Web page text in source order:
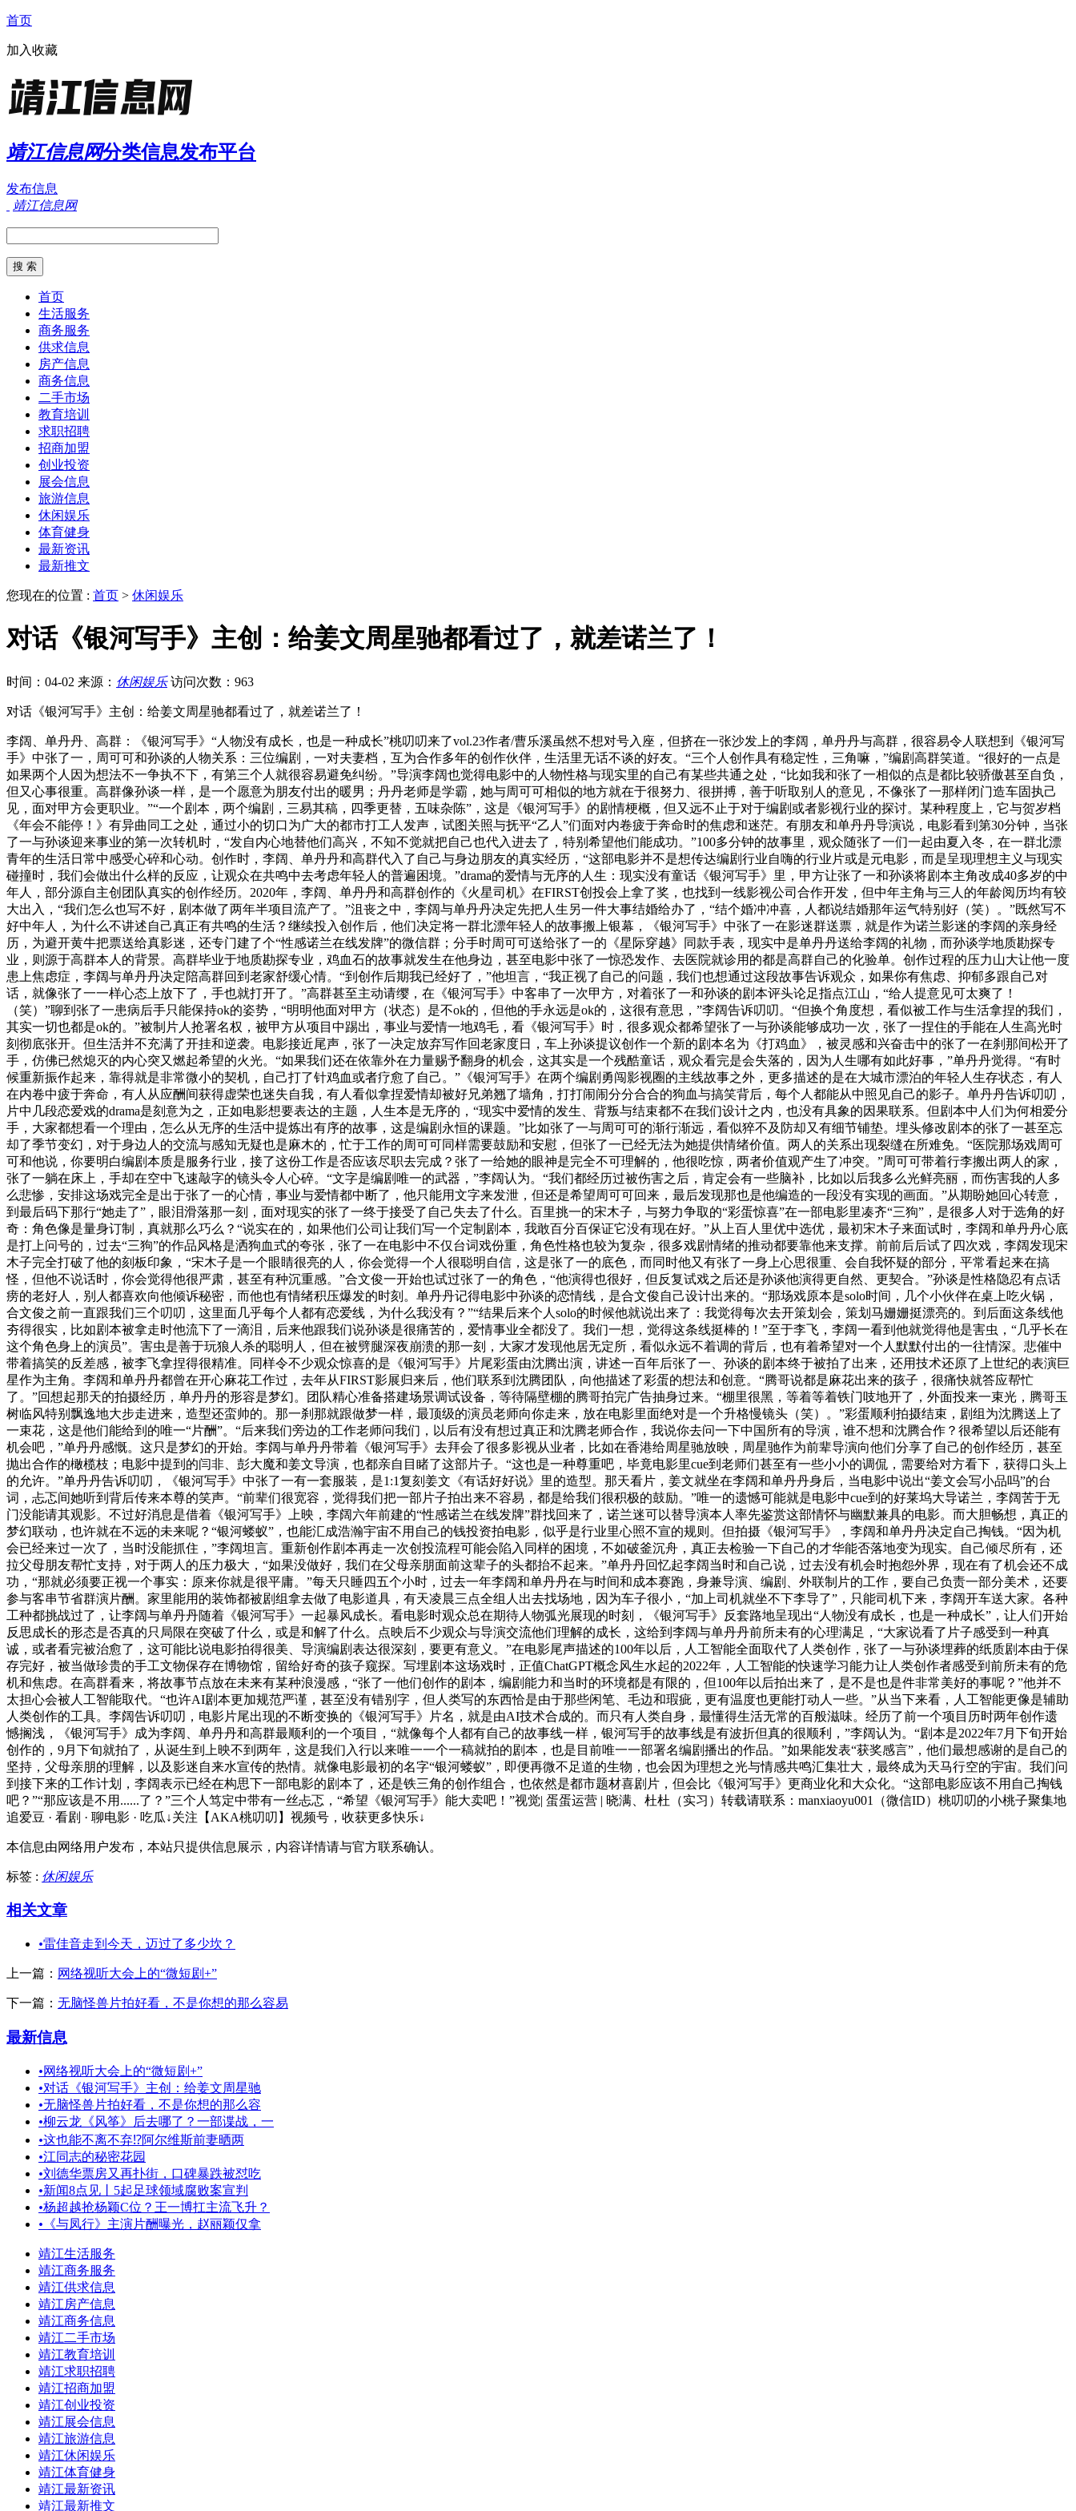
首页
加入收藏
靖江信息网分类信息发布平台
发布信息
靖江信息网
首页
生活服务
商务服务
供求信息
房产信息
商务信息
二手市场
教育培训
求职招聘
招商加盟
创业投资
展会信息
旅游信息
休闲娱乐
体育健身
最新资讯
最新推文
您现在的位置 : 首页 > 休闲娱乐
对话《银河写手》主创：给姜文周星驰都看过了，就差诺兰了！
时间：04-02 来源： 休闲娱乐 访问次数：963
对话《银河写手》主创：给姜文周星驰都看过了，就差诺兰了！
李阔、单丹丹、高群：《银河写手》“人物没有成长，也是一种成长”桃叨叨来了vol.23作者/曹乐溪虽然不想对号入座，但挤在一张沙发上的李阔，单丹丹与高群，很容易令人联想到《银河写
手》中张了一，周可可和孙谈的人物关系：三位编剧，一对夫妻档，互为合作多年的创作伙伴，生活里无话不谈的好友。“三个人创作具有稳定性，三角嘛，”编剧高群笑道。“很好的一点是
如果两个人因为想法不一争执不下，有第三个人就很容易避免纠纷。”导演李阔也觉得电影中的人物性格与现实里的自己有某些共通之处，“比如我和张了一相似的点是都比较骄傲甚至自负，
但又心事很重。高群像孙谈一样，是一个愿意为朋友付出的暖男；丹丹老师是学霸，她与周可可相似的地方就在于很努力、很拼搏，善于听取别人的意见，不像张了一那样闭门造车固执己
见，面对甲方会更职业。”“一个剧本，两个编剧，三易其稿，四季更替，五味杂陈”，这是《银河写手》的剧情梗概，但又远不止于对于编剧或者影视行业的探讨。某种程度上，它与贺岁档
《年会不能停！》有异曲同工之处，通过小的切口为广大的都市打工人发声，试图关照与抚平“乙人”们面对内卷疲于奔命时的焦虑和迷茫。有朋友和单丹丹导演说，电影看到第30分钟，当张
了一与孙谈迎来事业的第一次转机时，“发自内心地替他们高兴，不知不觉就把自己也代入进去了，特别希望他们能成功。”100多分钟的故事里，观众随张了一们一起由夏入冬，在一群北漂
青年的生活日常中感受心碎和心动。创作时，李阔、单丹丹和高群代入了自己与身边朋友的真实经历，“这部电影并不是想传达编剧行业自嗨的行业片或是元电影，而是呈现理想主义与现实
碰撞时，我们会做出什么样的反应，让观众在共鸣中去考虑年轻人的普遍困境。”drama的爱情与无序的人生：现实没有童话《银河写手》里，甲方让张了一和孙谈将剧本主角改成40多岁的中
年人，部分源自主创团队真实的创作经历。2020年，李阔、单丹丹和高群创作的《火星司机》在FIRST创投会上拿了奖，也找到一线影视公司合作开发，但中年主角与三人的年龄阅历均有较
大出入，“我们怎么也写不好，剧本做了两年半项目流产了。”沮丧之中，李阔与单丹丹决定先把人生另一件大事结婚给办了，“结个婚冲冲喜，人都说结婚那年运气特别好（笑）。”既然写不
好中年人，为什么不讲述自己真正有共鸣的生活？继续投入创作后，他们决定将一群北漂年轻人的故事搬上银幕，《银河写手》中张了一在影迷群送票，就是作为诺兰影迷的李阔的亲身经
历，为避开黄牛把票送给真影迷，还专门建了个“性感诺兰在线发牌”的微信群；分手时周可可送给张了一的《星际穿越》同款手表，现实中是单丹丹送给李阔的礼物，而孙谈学地质勘探专
业，则源于高群本人的背景。高群毕业于地质勘探专业，鸡血石的故事就发生在他身边，甚至电影中张了一惊恐发作、去医院就诊用的都是高群自己的化验单。创作过程的压力山大让他一度
患上焦虑症，李阔与单丹丹决定陪高群回到老家舒缓心情。“到创作后期我已经好了，”他坦言，“我正视了自己的问题，我们也想通过这段故事告诉观众，如果你有焦虑、抑郁多跟自己对
话，就像张了一一样心态上放下了，手也就打开了。”高群甚至主动请缨，在《银河写手》中客串了一次甲方，对着张了一和孙谈的剧本评头论足指点江山，“给人提意见可太爽了！
（笑）”聊到张了一患病后手只能保持ok的姿势，“明明他面对甲方（状态）是不ok的，但他的手永远是ok的，这很有意思，”李阔告诉叨叨。“但换个角度想，看似被工作与生活拿捏的我们，
其实一切也都是ok的。”被制片人抢署名权，被甲方从项目中踢出，事业与爱情一地鸡毛，看《银河写手》时，很多观众都希望张了一与孙谈能够成功一次，张了一捏住的手能在人生高光时
刻彻底张开。但生活并不充满了开挂和逆袭。电影接近尾声，张了一决定放弃写作回老家度日，车上孙谈提议创作一个新的剧本名为《打鸡血》，被灵感和兴奋击中的张了一在刹那间松开了
手，仿佛已然熄灭的内心突又燃起希望的火光。“如果我们还在依靠外在力量赐予翻身的机会，这其实是一个残酷童话，观众看完是会失落的，因为人生哪有如此好事，”单丹丹觉得。“有时
候重新振作起来，靠得就是非常微小的契机，自己打了针鸡血或者疗愈了自己。”《银河写手》在两个编剧勇闯影视圈的主线故事之外，更多描述的是在大城市漂泊的年轻人生存状态，有人
在内卷中疲于奔命，有人从应酬间获得虚荣也迷失自我，有人看似拿捏爱情却被好兄弟翘了墙角，打打闹闹分分合合的狗血与搞笑背后，每个人都能从中照见自己的影子。单丹丹告诉叨叨，
片中几段恋爱戏的drama是刻意为之，正如电影想要表达的主题，人生本是无序的，“现实中爱情的发生、背叛与结束都不在我们设计之内，也没有具象的因果联系。但剧本中人们为何相爱分
手，大家都想看一个理由，怎么从无序的生活中提炼出有序的故事，这是编剧永恒的课题。”比如张了一与周可可的渐行渐远，看似猝不及防却又有细节铺垫。埋头修改剧本的张了一甚至忘
却了季节变幻，对于身边人的交流与感知无疑也是麻木的，忙于工作的周可可同样需要鼓励和安慰，但张了一已经无法为她提供情绪价值。两人的关系出现裂缝在所难免。“医院那场戏周可
可和他说，你要明白编剧本质是服务行业，接了这份工作是否应该尽职去完成？张了一给她的眼神是完全不可理解的，他很吃惊，两者价值观产生了冲突。”周可可带着行李搬出两人的家，
张了一躺在床上，手却在空中飞速敲字的镜头令人心碎。“文字是编剧唯一的武器，”李阔认为。“我们都经历过被伤害之后，肯定会有一些脑补，比如以后我多么光鲜亮丽，而伤害我的人多
么悲惨，安排这场戏完全是出于张了一的心情，事业与爱情都中断了，他只能用文字来发泄，但还是希望周可可回来，最后发现那也是他编造的一段没有实现的画面。”从期盼她回心转意，
到最后码下那行“她走了”，眼泪滑落那一刻，面对现实的张了一终于接受了自己失去了什么。百里挑一的宋木子，与努力争取的“彩蛋惊喜”在一部电影里凑齐“三狗”，是很多人对于选角的好
奇：角色像是量身订制，真就那么巧么？“说实在的，如果他们公司让我们写一个定制剧本，我敢百分百保证它没有现在好。”从上百人里优中选优，最初宋木子来面试时，李阔和单丹丹心底
是打上问号的，过去“三狗”的作品风格是洒狗血式的夸张，张了一在电影中不仅台词戏份重，角色性格也较为复杂，很多戏剧情绪的推动都要靠他来支撑。前前后后试了四次戏，李阔发现宋
木子完全打破了他的刻板印象，“宋木子是一个眼睛很亮的人，你会觉得一个人很聪明自信，这是张了一的底色，而同时他又有张了一身上心思很重、会自我怀疑的部分，平常看起来在搞
怪，但他不说话时，你会觉得他很严肃，甚至有种沉重感。”合文俊一开始也试过张了一的角色，“他演得也很好，但反复试戏之后还是孙谈他演得更自然、更契合。”孙谈是性格隐忍有点话
痨的老好人，别人都喜欢向他倾诉秘密，而他也有情绪积压爆发的时刻。单丹丹记得电影中孙谈的恋情线，是合文俊自己设计出来的。“那场戏原本是solo时间，几个小伙伴在桌上吃火锅，
合文俊之前一直跟我们三个叨叨，这里面几乎每个人都有恋爱线，为什么我没有？”“结果后来个人solo的时候他就说出来了：我觉得每次去开策划会，策划马姗姗挺漂亮的。到后面这条线他
夯得很实，比如剧本被拿走时他流下了一滴泪，后来他跟我们说孙谈是很痛苦的，爱情事业全都没了。我们一想，觉得这条线挺棒的！”至于李飞，李阔一看到他就觉得他是害虫，“几乎长在
这个角色身上的演员”。害虫是善于玩狼人杀的聪明人，但在被劈腿深夜崩溃的那一刻，大家才发现他居无定所，看似永远不着调的背后，也有着希望对一个人默默付出的一往情深。悲催中
带着搞笑的反差感，被李飞拿捏得很精准。同样令不少观众惊喜的是《银河写手》片尾彩蛋由沈腾出演，讲述一百年后张了一、孙谈的剧本终于被拍了出来，还用技术还原了上世纪的表演巨
星作为主角。李阔和单丹丹都曾在开心麻花工作过，去年从FIRST影展归来后，他们联系到沈腾团队，向他描述了彩蛋的想法和创意。“腾哥说都是麻花出来的孩子，很痛快就答应帮忙
了。”回想起那天的拍摄经历，单丹丹的形容是梦幻。团队精心准备搭建场景调试设备，等待隔壁棚的腾哥拍完广告抽身过来。“棚里很黑，等着等着铁门吱地开了，外面投来一束光，腾哥玉
树临风特别飘逸地大步走进来，造型还蛮帅的。那一刹那就跟做梦一样，最顶级的演员老师向你走来，放在电影里面绝对是一个升格慢镜头（笑）。”彩蛋顺利拍摄结束，剧组为沈腾送上了
一束花，这是他们能给到的唯一“片酬”。“后来我们旁边的工作老师问我们，以后有没有想过真正和沈腾老师合作，我说你去问一下中国所有的导演，谁不想和沈腾合作？很希望以后还能有
机会吧，”单丹丹感慨。这只是梦幻的开始。李阔与单丹丹带着《银河写手》去拜会了很多影视从业者，比如在香港给周星驰放映，周星驰作为前辈导演向他们分享了自己的创作经历，甚至
抛出合作的橄榄枝；电影中提到的闫非、彭大魔和姜文导演，也都亲自目睹了这部片子。“这也是一种尊重吧，毕竟电影里cue到老师们甚至有一些小小的调侃，需要给对方看下，获得口头上
的允许。”单丹丹告诉叨叨，《银河写手》中张了一有一套服装，是1:1复刻姜文《有话好好说》里的造型。那天看片，姜文就坐在李阔和单丹丹身后，当电影中说出“姜文会写小品吗”的台
词，忐忑间她听到背后传来本尊的笑声。“前辈们很宽容，觉得我们把一部片子拍出来不容易，都是给我们很积极的鼓励。”唯一的遗憾可能就是电影中cue到的好莱坞大导诺兰，李阔苦于无
门没能请其观影。不过好消息是借着《银河写手》上映，李阔六年前建的“性感诺兰在线发牌”群找回来了，诺兰迷可以替导演本人率先鉴赏这部情怀与幽默兼具的电影。而大胆畅想，真正的
梦幻联动，也许就在不远的未来呢？“银河蝼蚁”，也能汇成浩瀚宇宙不用自己的钱投资拍电影，似乎是行业里心照不宣的规则。但拍摄《银河写手》，李阔和单丹丹决定自己掏钱。“因为机
会已经来过一次了，当时没能抓住，”李阔坦言。重新创作剧本再走一次创投流程可能会陷入同样的困境，不如破釜沉舟，真正去检验一下自己的才华能否落地变为现实。自己倾尽所有，还
拉父母朋友帮忙支持，对于两人的压力极大，“如果没做好，我们在父母亲朋面前这辈子的头都抬不起来。”单丹丹回忆起李阔当时和自己说，过去没有机会时抱怨外界，现在有了机会还不成
功，“那就必须要正视一个事实：原来你就是很平庸。”每天只睡四五个小时，过去一年李阔和单丹丹在与时间和成本赛跑，身兼导演、编剧、外联制片的工作，要自己负责一部分美术，还要
参与客串节省群演片酬。家里能用的装饰都被剧组拿去做了电影道具，有天凌晨三点全组人出去找场地，因为车子很小，“加上司机就坐不下李导了”，只能司机下来，李阔开车送大家。各种
工种都挑战过了，让李阔与单丹丹随着《银河写手》一起暴风成长。看电影时观众总在期待人物弧光展现的时刻，《银河写手》反套路地呈现出“人物没有成长，也是一种成长”，让人们开始
反思成长的形态是否真的只局限在突破了什么，或是和解了什么。点映后不少观众与导演交流他们理解的成长，这给到李阔与单丹丹前所未有的心理满足，“大家说看了片子感受到一种真
诚，或者看完被治愈了，这可能比说电影拍得很美、导演编剧表达很深刻，要更有意义。”在电影尾声描述的100年以后，人工智能全面取代了人类创作，张了一与孙谈埋葬的纸质剧本由于保
存完好，被当做珍贵的手工文物保存在博物馆，留给好奇的孩子窥探。写埋剧本这场戏时，正值ChatGPT概念风生水起的2022年，人工智能的快速学习能力让人类创作者感受到前所未有的危
机和焦虑。在高群看来，将故事节点放在未来有某种浪漫感，“张了一他们创作的剧本，编剧能力和当时的环境都是有限的，但100年以后拍出来了，是不是也是件非常美好的事呢？”他并不
太担心会被人工智能取代。“也许AI剧本更加规范严谨，甚至没有错别字，但人类写的东西恰是由于那些闲笔、毛边和瑕疵，更有温度也更能打动人一些。”从当下来看，人工智能更像是辅助
人类创作的工具。李阔告诉叨叨，电影片尾出现的不断变换的《银河写手》片名，就是由AI技术合成的。而只有人类自身，最懂得生活无常的百般滋味。经历了前一个项目历时两年创作遗
憾搁浅，《银河写手》成为李阔、单丹丹和高群最顺利的一个项目，“就像每个人都有自己的故事线一样，银河写手的故事线是有波折但真的很顺利，”李阔认为。“剧本是2022年7月下旬开始
创作的，9月下旬就拍了，从诞生到上映不到两年，这是我们入行以来唯一一个一稿就拍的剧本，也是目前唯一一部署名编剧播出的作品。”如果能发表“获奖感言”，他们最想感谢的是自己的
坚持，父母亲朋的理解，以及影迷自来水宣传的热情。就像电影最初的名字“银河蝼蚁”，即便再微不足道的生物，也会因为理想之光与情感共鸣汇集壮大，最终成为天马行空的宇宙。我们问
到接下来的工作计划，李阔表示已经在构思下一部电影的剧本了，还是铁三角的创作组合，也依然是都市题材喜剧片，但会比《银河写手》更商业化和大众化。“这部电影应该不用自己掏钱
吧？”“那应该是不用......了？”三个人笃定中带有一丝忐忑，“希望《银河写手》能大卖吧！”视觉| 蛋蛋运营 | 晓满、杜杜（实习）转载请联系：manxiaoyu001（微信ID）桃叨叨的小桃子聚集地
追爱豆 · 看剧 · 聊电影 · 吃瓜↓关注【AKA桃叨叨】视频号，收获更多快乐↓
本信息由网络用户发布， 本站只提供信息展示，内容详情请与官方联系确认。
标签 : 休闲娱乐
相关文章
•雷佳音走到今天，迈过了多少坎？
上一篇： 网络视听大会上的“微短剧+”
下一篇： 无脑怪兽片拍好看，不是你想的那么容易
最新信息
•网络视听大会上的“微短剧+”
•对话《银河写手》主创：给姜文周星驰
•无脑怪兽片拍好看，不是你想的那么容
•柳云龙《风筝》后去哪了？一部谍战，一
•这也能不离不弃⁉️阿尔维斯前妻晒两
•江同志的秘密花园
•刘德华票房又再扑街，口碑暴跌被怼吃
•新闻8点见丨5起足球领域腐败案宣判
•杨超越抢杨颖C位？王一博扛主流飞升？
• 《与凤行》主演片酬曝光，赵丽颖仅拿
靖江生活服务
靖江商务服务
靖江供求信息
靖江房产信息
靖江商务信息
靖江二手市场
靖江教育培训
靖江求职招聘
靖江招商加盟
靖江创业投资
靖江展会信息
靖江旅游信息
靖江休闲娱乐
靖江体育健身
靖江最新资讯
靖江最新推文